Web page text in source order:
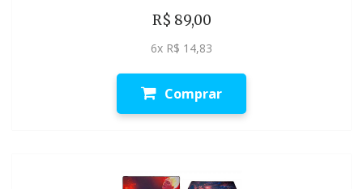
R$ 89,00
6x R$ 14,83
Comprar